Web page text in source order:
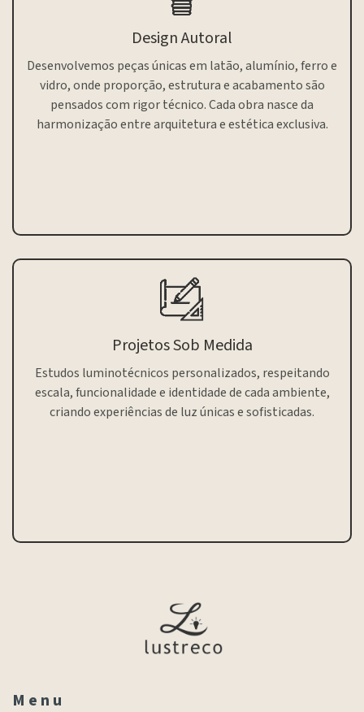
Design Autoral
Desenvolvemos peças únicas em latão, alumínio, ferro e
vidro, onde proporção, estrutura e acabamento são
pensados com rigor técnico. Cada obra nasce da
harmonização entre arquitetura e estética exclusiva.
Projetos Sob Medida
Estudos luminotécnicos personalizados, respeitando
escala, funcionalidade e identidade de cada ambiente,
criando experiências de luz únicas e sofisticadas.
M e n u